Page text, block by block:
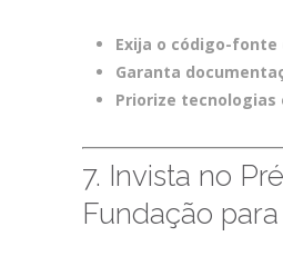
Exija o código-fonte
Garanta
Priorize tecnologias
7. Invista no
Fundação